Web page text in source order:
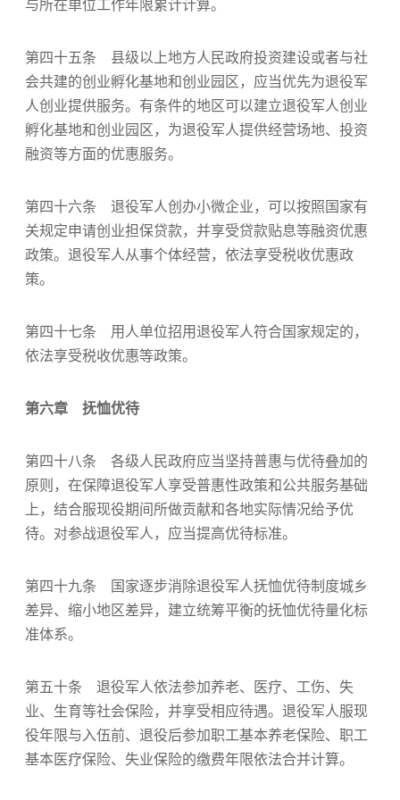
与所在单位工作年限累计计算。
第四十五条 县级以上地方人民政府投资建设或者与社
会共建的创业孵化基地和创业园区，应当优先为退役军
人创业提供服务。有条件的地区可以建立退役军人创业
孵化基地和创业园区，为退役军人提供经营场地、投资
融资等方面的优惠服务。
第四十六条 退役军人创办小微企业，可以按照国家有
关规定申请创业担保贷款，并享受贷款贴息等融资优惠
政策。退役军人从事个体经营，依法享受税收优惠政
策。
第四十七条 用人单位招用退役军人符合国家规定的，
依法享受税收优惠等政策。
第六章 抚恤优待
第四十八条 各级人民政府应当坚持普惠与优待叠加的
原则，在保障退役军人享受普惠性政策和公共服务基础
上，结合服现役期间所做贡献和各地实际情况给予优
待。对参战退役军人，应当提高优待标准。
第四十九条 国家逐步消除退役军人抚恤优待制度城乡
差异、缩小地区差异，建立统筹平衡的抚恤优待量化标
准体系。
第五十条 退役军人依法参加养老、医疗、工伤、失
业、生育等社会保险，并享受相应待遇。退役军人服现
役年限与入伍前、退役后参加职工基本养老保险、职工
基本医疗保险、失业保险的缴费年限依法合并计算。